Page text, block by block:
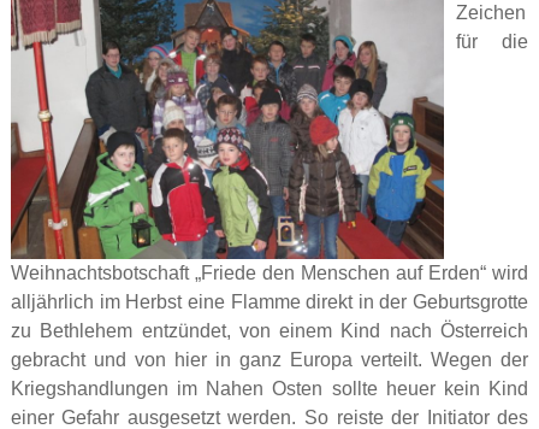
Zeichen
für die
Weihnachtsbotschaft „Friede den Menschen auf Erden“ wird
alljährlich im Herbst eine Flamme direkt in der Geburtsgrotte
zu Bethlehem entzündet, von einem Kind nach Österreich
gebracht und von hier in ganz Europa verteilt. Wegen der
Kriegshandlungen im Nahen Osten sollte heuer kein Kind
einer Gefahr ausgesetzt werden. So reiste der Initiator des